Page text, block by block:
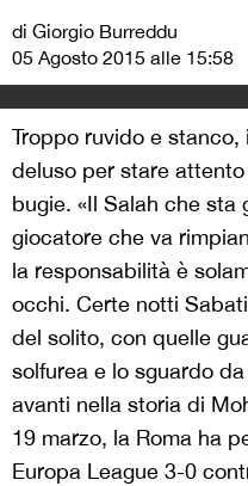
di Giorgio Burreddu
05 Agosto 2015 alle 15:58
Troppo ruvido e
deluso per stare
bugie. «Il Salah che sta
giocatore che va
la responsabilità è
occhi. Certe notti
del solito, con quelle
solfurea e lo sguardo
avanti nella storia di
19 marzo, la Roma ha
Europa League 3-0